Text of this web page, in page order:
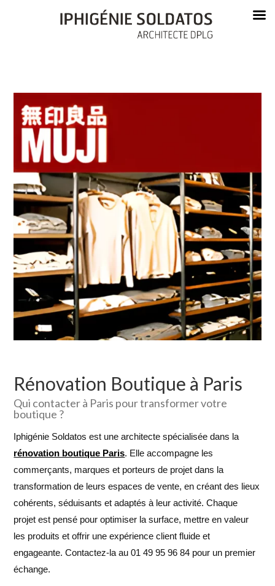
Rénovation Boutique à Paris
Qui contacter à Paris pour transformer votre
boutique ?
Iphigénie Soldatos est une architecte spécialisée dans la
rénovation boutique Paris. Elle accompagne les
commerçants, marques et porteurs de projet dans la
transformation de leurs espaces de vente, en créant des lieux
cohérents, séduisants et adaptés à leur activité. Chaque
projet est pensé pour optimiser la surface, mettre en valeur
les produits et offrir une expérience client fluide et
engageante. Contactez-la au 01 49 95 96 84 pour un premier
échange.